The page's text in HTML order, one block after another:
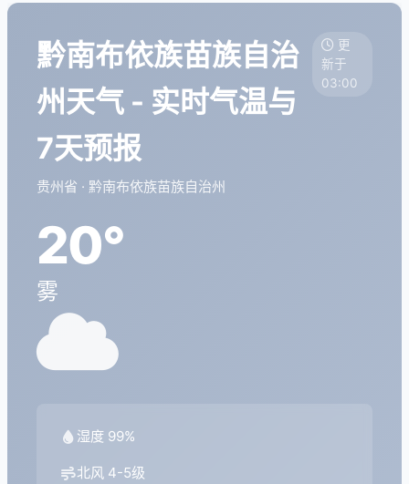
黔南布依族苗族自治
州天气 - 实时气温与
7天预报
贵州省 · 黔南布依族苗族自治州
更
新于
03:00
20°
雾
湿度 99%
北风 4-5级